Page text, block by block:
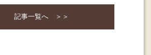
記事一覧へ ＞＞